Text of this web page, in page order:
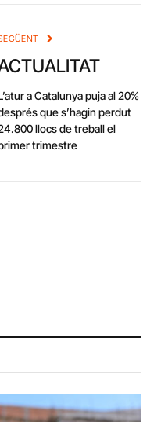
a Catalunya puja al 20%
que s’hagin perdut
llocs de treball el
trimestre